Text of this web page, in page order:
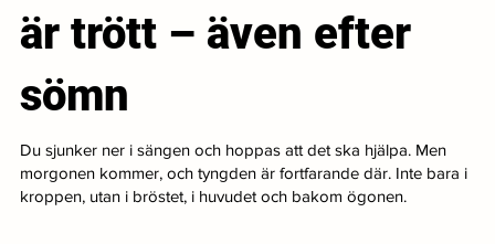
är trött – även efter
sömn
Du sjunker ner i sängen och hoppas att det ska hjälpa. Men
morgonen kommer, och tyngden är fortfarande där. Inte bara i
kroppen, utan i bröstet, i huvudet och bakom ögonen.